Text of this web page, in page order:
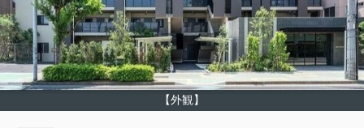
【外観】